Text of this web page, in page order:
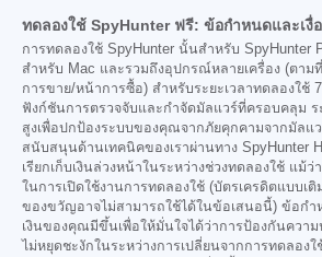
ทดลองใช้ SpyHunter ฟรี: ข้อกำหนดและเ
การทดลองใช้ SpyHunter นั้นสำหรับ SpyHunter
สำหรับ Mac และรวมถึงอุปกรณ์หลายเครื่อง (ตามที่
การขาย/หน้าการซื้อ) สำหรับระยะเวลาทดลองใช้
ฟังก์ชันการตรวจจับและกำจัดมัลแวร์ที่ครอบคลุม
สูงเพื่อปกป้องระบบของคุณจากภัยคุกคามจากมัลแ
สนับสนุนด้านเทคนิคของเราผ่านทาง SpyHunter
เรียกเก็บเงินล่วงหน้าในระหว่างช่วงทดลองใช้ แม้
ในการเปิดใช้งานการทดลองใช้ (บัตรเครดิตแบบเ
ของขวัญอาจไม่สามารถใช้ได้ในข้อเสนอนี้) ข้อกำ
เงินของคุณมีขึ้นเพื่อให้มั่นใจได้ว่าการป้องกันควา
ไม่หยุดชะงักในระหว่างการเปลี่ยนจากการทดลอง